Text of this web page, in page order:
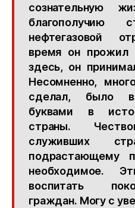
сознательную
благополучию
нефтегазовой
время он прожил
здесь, он
Несомненно,
сделал, было
буквами в
страны.
служивших
подрастающему
необходимое.
воспитать
граждан. Могу с